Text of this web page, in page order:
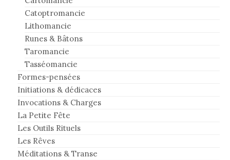
Catoptromancie
Lithomancie
Runes & Bâtons
Taromancie
Tasséomancie
Formes-pensées
Initiations & dédicaces
Invocations & Charges
La Petite Fête
Les Outils Rituels
Les Rêves
Méditations & Transe